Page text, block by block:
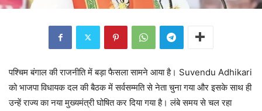
पश्चिम बंगाल की राजनीति में बड़ा फैसला सामने आया है। Suvendu Adhikari
को भाजपा विधायक दल की बैठक में सर्वसम्मति से नेता चुना गया और इसके साथ ही
उन्हें राज्य का नया मुख्यमंत्री घोषित कर दिया गया है। लंबे समय से चल रहा